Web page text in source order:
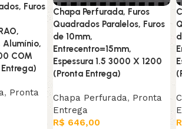
Furos
Alumínio,
COM
, Pronta
Chapa Perfurada, Furos
Quadrados Paralelos, Furos
de 10mm,
Entrecentro=15mm,
Espessura 1.5 3000 X 1200
(Pronta Entrega)
Chapa Perfurada, Pronta
Entrega
R$ 646,00